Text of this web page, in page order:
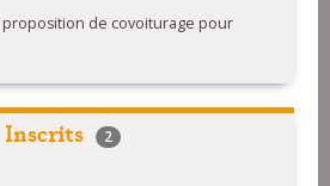
de covoiturage pour
Inscrits 2